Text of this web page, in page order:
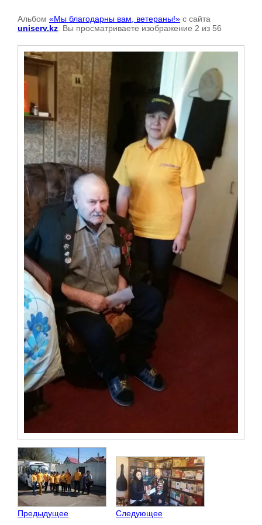
Альбом «Мы благодарны вам, ветераны!» с сайта
uniserv.kz . Вы просматриваете изображение 2 из 56
Предыдущее Следующее